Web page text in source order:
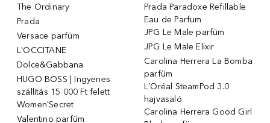
The Ordinary
Prada
Versace parfüm
L'OCCITANE
Dolce&Gabbana
HUGO BOSS | Ingyenes
szállítás 15 000 Ft felett
Women'Secret
Valentino parfüm
Prada Paradoxe Refillable
Eau de Parfum
JPG Le Male parfüm
JPG Le Male Elixir
Carolina Herrera La Bomba
parfüm
L´Oréal SteamPod 3.0
hajvasaló
Carolina Herrera Good Girl